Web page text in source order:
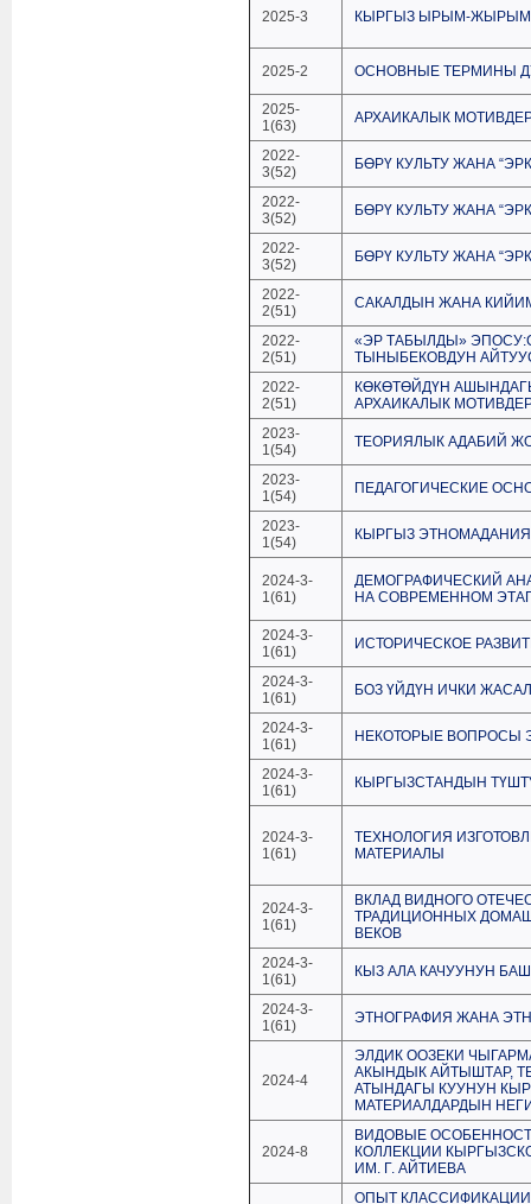
2025-3 КЫРГЫЗ ЫРЫМ-
2025-2 ОСНОВНЫЕ ТЕРМИНЫ
2025-
1(63)
АРХАИКАЛЫК
2022-
3(52)
БӨРҮ КУЛЬТУ ЖАНА
2022-
3(52)
БӨРҮ КУЛЬТУ ЖАНА
2022-
3(52)
БӨРҮ КУЛЬТУ ЖАНА
2022-
2(51)
САКАЛДЫН ЖАНА
2022-
2(51)
«ЭР ТАБЫЛДЫ»
ТЫНЫБЕКОВДУН
2022-
2(51)
КӨКӨТӨЙДҮН
АРХАИКАЛЫК
2023-
1(54)
ТЕОРИЯЛЫК АДАБИЙ
2023-
1(54)
ПЕДАГОГИЧЕСКИЕ
2023-
1(54)
КЫРГЫЗ
2024-3-
1(61)
ДЕМОГРАФИЧЕСКИЙ
НА СОВРЕМЕННОМ
2024-3-
1(61)
ИСТОРИЧЕСКОЕ
2024-3-
1(61)
БОЗ ҮЙДҮН ИЧКИ
2024-3-
1(61)
НЕКОТОРЫЕ ВОПРОСЫ
2024-3-
1(61)
КЫРГЫЗСТАНДЫН
2024-3-
1(61)
ТЕХНОЛОГИЯ
МАТЕРИАЛЫ
2024-3-
1(61)
ВКЛАД ВИДНОГО
ТРАДИЦИОННЫХ
ВЕКОВ
2024-3-
1(61)
КЫЗ АЛА КАЧУУНУН
2024-3-
1(61)
ЭТНОГРАФИЯ ЖАНА
2024-4
ЭЛДИК ООЗЕКИ
АКЫНДЫК АЙТЫШТАР,
АТЫНДАГЫ КУУНУН
МАТЕРИАЛДАРДЫН
2024-8
ВИДОВЫЕ
КОЛЛЕКЦИИ
ИМ. Г. АЙТИЕВА
ОПЫТ